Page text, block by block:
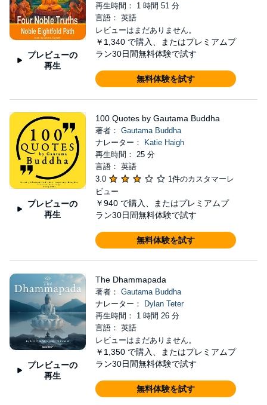
プレビューの
再生
再生時間： 1 時間 51 分
言語： 英語
レビューはまだありません。
￥1,340 で購入、またはプレミアムプ
ラン30日間無料体験で試す
無料体験を試す
プレビューの
再生
100 Quotes by Gautama Buddha
著者： Gautama Buddha
ナレーター：
Katie Haigh
再生時間： 25 分
言語： 英語
3.0
1件のカスタマーレ
ビュー
￥940 で購入、またはプレミアムプ
ラン30日間無料体験で試す
無料体験を試す
プレビューの
再生
The Dhammapada
著者： Gautama Buddha
ナレーター：
Dylan Teter
再生時間： 1 時間 26 分
言語： 英語
レビューはまだありません。
￥1,350 で購入、またはプレミアムプ
ラン30日間無料体験で試す
無料体験を試す